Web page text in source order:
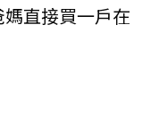
直接買一戶在